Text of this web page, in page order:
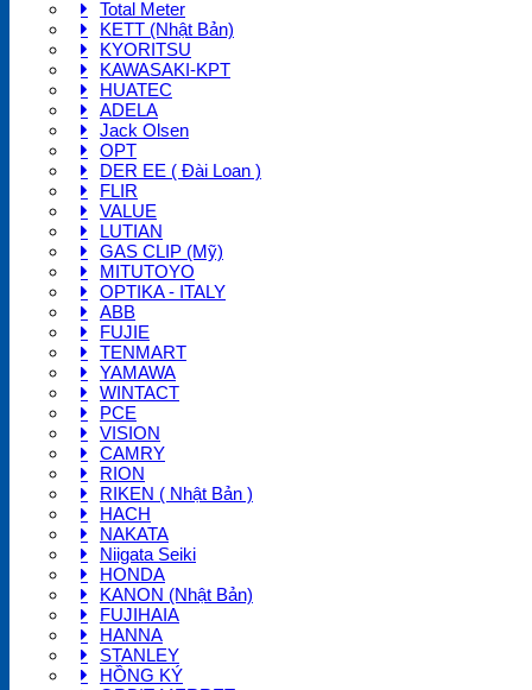
Total Meter
KETT (Nhật Bản)
KYORITSU
KAWASAKI-KPT
HUATEC
ADELA
Jack Olsen
OPT
DER EE ( Đài Loan )
FLIR
VALUE
LUTIAN
GAS CLIP (Mỹ)
MITUTOYO
OPTIKA - ITALY
ABB
FUJIE
TENMART
YAMAWA
WINTACT
PCE
VISION
CAMRY
RION
RIKEN ( Nhật Bản )
HACH
NAKATA
Niigata Seiki
HONDA
KANON (Nhật Bản)
FUJIHAIA
HANNA
STANLEY
HỒNG KÝ